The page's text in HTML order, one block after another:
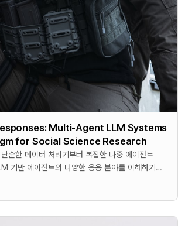
Multi-Agent LLM Systems
for Social Science Research
기반 에이전트의 다양한 응용 분야를 이해하기